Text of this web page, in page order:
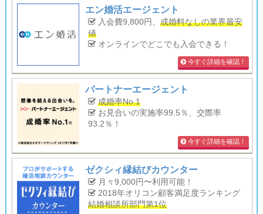
エン婚活エージェント
入会費9,800円、成婚料なしの業界最安
値
オンラインでどこでも入会できる！
今すぐ詳細を確認！
パートナーエージェント
成婚率No.1
お見合いの実施率99.5％、交際率
93.2％！
今すぐ詳細を確認！
ゼクシィ縁結びカウンター
月々9,000円〜利用可能！
2018年オリコン顧客満足度ランキング
結婚相談所部門第1位